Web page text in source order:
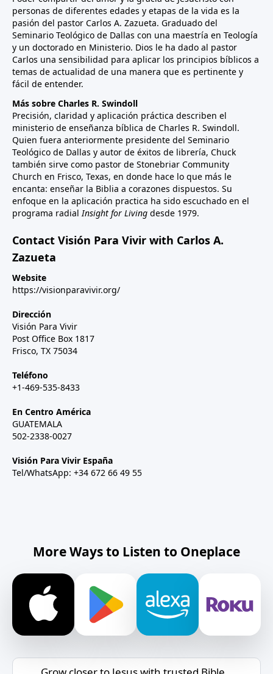
personas de diferentes edades y etapas de la vida es la
pasión del pastor Carlos A. Zazueta. Graduado del
Seminario Teológico de Dallas con una maestría en Teología
y un doctorado en Ministerio. Dios le ha dado al pastor
Carlos una sensibilidad para aplicar los principios bíblicos a
temas de actualidad de una manera que es pertinente y
fácil de entender.
Más sobre Charles R. Swindoll
Precisión, claridad y aplicación práctica describen el
ministerio de enseñanza bíblica de Charles R. Swindoll.
Quien fuera anteriormente presidente del Seminario
Teológico de Dallas y autor de éxitos de librería, Chuck
también sirve como pastor de Stonebriar Community
Church en Frisco, Texas, en donde hace lo que más le
encanta: enseñar la Biblia a corazones dispuestos. Su
enfoque en la aplicación practica ha sido escuchado en el
programa radialInsight for Living desde 1979.
Contact Visión Para Vivir with Carlos A.
Zazueta
Website
https://visionparavivir.org/
Dirección
Visión Para Vivir
Post Office Box 1817
Frisco, TX 75034
Teléfono
+1-469-535-8433
En Centro América
GUATEMALA
502-2338-0027
Visión Para Vivir España
Tel/WhatsApp: +34 672 66 49 55
More Ways to Listen to Oneplace